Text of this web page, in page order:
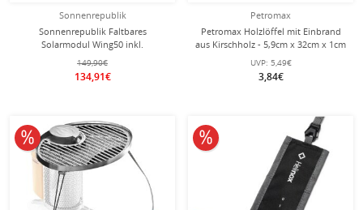
Sonnenrepublik
Sonnenrepublik Faltbares
Solarmodul Wing50 inkl.
Hohlstecker 5.5/2.1mm- 1 Stück
149,90€
134,91€
Petromax
Petromax Holzlöffel mit Einbrand
aus Kirschholz - 5,9cm x 32cm x 1cm
UVP: 5,49€
3,84€
10% reduziert 12% reduziert